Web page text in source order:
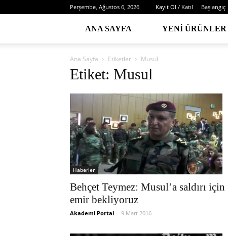
Perşembe, Ağustos 6, 2026 Kayıt Ol / Katıl Başlangıç
ANA SAYFA YENI ÜRÜNLER
Ana Sayfa Etiketler Musul
Etiket: Musul
Haberler
Behçet Teymez: Musul’a saldırı için
emir bekliyoruz
Akademi Portal - 9 Mart 2016